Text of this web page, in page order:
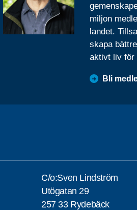
miljon
landet.
skapa
aktivt liv för
Bli
C/o:Sven Lindström
Utögatan 29
257 33 Rydebäck